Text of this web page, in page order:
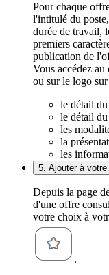
Pour chaque
l'intitulé du
durée de travail,
premiers
publication de
Vous accédez
ou sur le logo
le détail du
le détail
les
la
les
5. Ajouter à
Depuis la page
d'une offre
votre choix à
.